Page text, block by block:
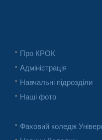
Про КРОК
Адміністрація
Навчальні підрозділи
Наші фото
Фаховий коледж